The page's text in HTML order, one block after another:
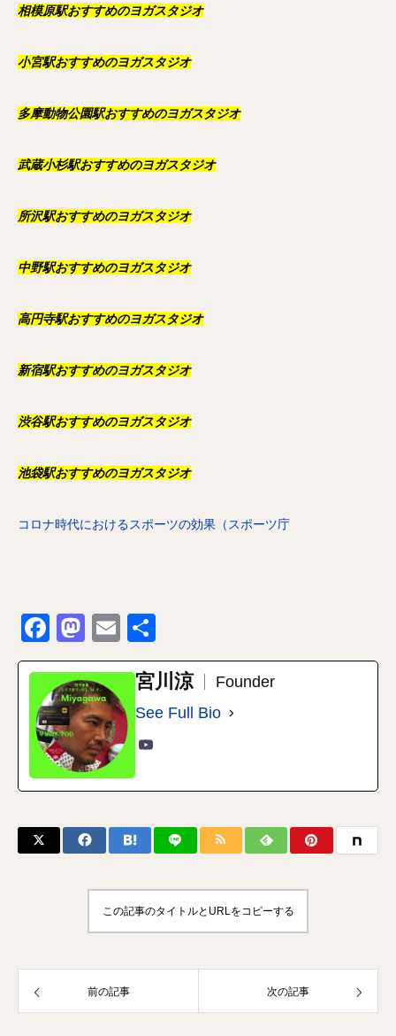
相模原駅おすすめのヨガスタジオ
小宮駅おすすめのヨガスタジオ
多摩動物公園駅おすすめのヨガスタジオ
武蔵小杉駅おすすめのヨガスタジオ
所沢駅おすすめのヨガスタジオ
中野駅おすすめのヨガスタジオ
高円寺駅おすすめのヨガスタジオ
新宿駅おすすめのヨガスタジオ
渋谷駅おすすめのヨガスタジオ
池袋駅おすすめのヨガスタジオ
コロナ時代におけるスポーツの効果（スポーツ庁
Facebook
Mastodon
Email
有
宮川涼
Founder
See Full Bio
この記事のタイトルとURLをコピーする
前の記事 次の記事